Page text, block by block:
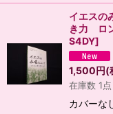
イエスの
き力 ロ
S4DY]
1,500 円(
在庫数 1点
カバー